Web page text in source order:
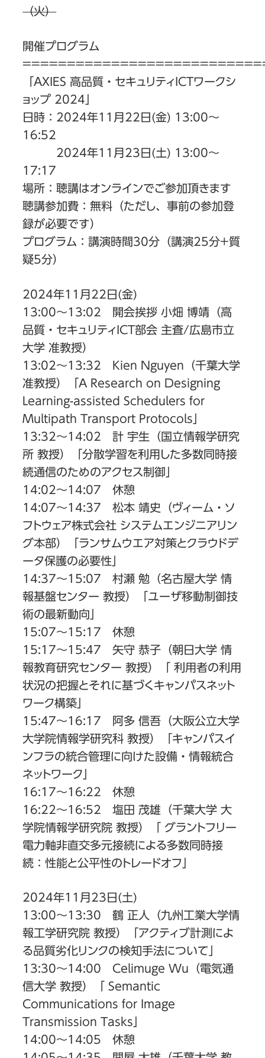
（火）
開催プログラム
「AXIES 高品質・セキュリティICTワークシ
ョップ 2024」
日時：2024年11月22日(金) 13:00〜
16:52
2024年11月23日(土) 13:00〜
17:17
場所：聴講はオンラインでご参加頂きます
聴講参加費：無料（ただし、事前の参加登
録が必要です）
プログラム：講演時間30分（講演25分+質
疑5分）
2024年11月22日(金)
13:00〜13:02 開会挨拶 小畑 博靖（高
品質・セキュリティICT部会 主査/広島市立
大学 准教授）
13:02〜13:32 Kien Nguyen（千葉大学
准教授）「A Research on Designing
Learning-assisted Schedulers for
Multipath Transport Protocols」
13:32〜14:02 計 宇生（国立情報学研究
所 教授）「分散学習を利用した多数同時接
続通信のためのアクセス制御」
14:02〜14:07 休憩
14:07〜14:37 松本 靖史（ヴィーム・ソ
フトウェア株式会社 システムエンジニアリン
グ本部）「ランサムウエア対策とクラウドデ
ータ保護の必要性」
14:37〜15:07 村瀬 勉（名古屋大学 情
報基盤センター 教授）「ユーザ移動制御技
術の最新動向」
15:07〜15:17 休憩
15:17〜15:47 矢守 恭子（朝日大学 情
報教育研究センター 教授）「 利用者の利用
状況の把握とそれに基づくキャンパスネット
ワーク構築」
15:47〜16:17 阿多 信吾（大阪公立大学
大学院情報学研究科 教授）「キャンパスイ
ンフラの統合管理に向けた設備・情報統合
ネットワーク」
16:17〜16:22 休憩
16:22〜16:52 塩田 茂雄（千葉大学 大
学院情報学研究院 教授）「 グラントフリー
電力軸非直交多元接続による多数同時接
続：性能と公平性のトレードオフ」
2024年11月23日(土)
13:00〜13:30 鶴 正人（九州工業大学情
報工学研究院 教授）「アクティブ計測によ
る品質劣化リンクの検知手法について」
13:30〜14:00 Celimuge Wu（電気通
信大学 教授）「 Semantic
Communications for Image
Transmission Tasks」
14:00〜14:05 休憩